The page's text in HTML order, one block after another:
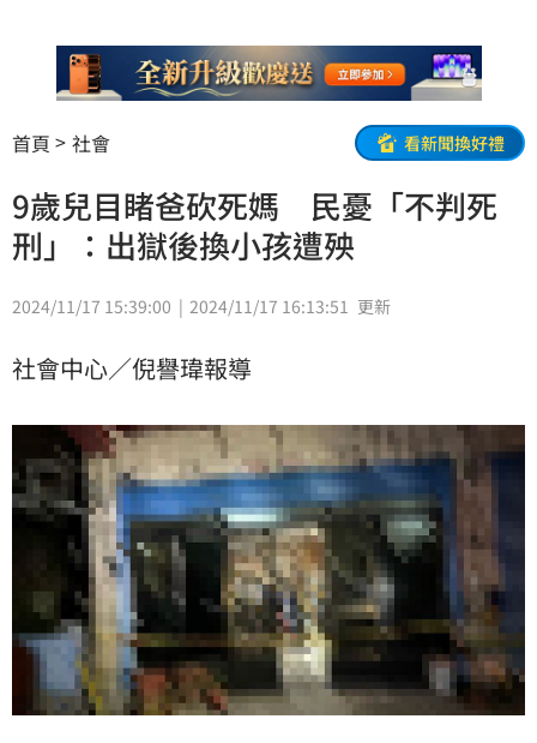
首頁 社會 看新聞換好禮
9歲兒目睹爸砍死媽 民憂「不判死
刑」：出獄後換小孩遭殃
2024/11/17 15:39:00 2024/11/17 16:13:51 更新
社會中心／倪譽瑋報導